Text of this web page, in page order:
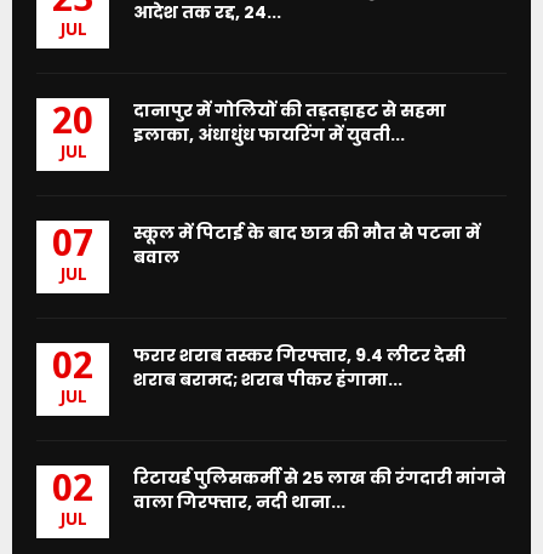
JUL
आदेश तक रद्द, 24...
20
JUL
दानापुर में गोलियों की तड़तड़ाहट से सहमा
इलाका, अंधाधुंध फायरिंग में युवती...
07
JUL
स्कूल में पिटाई के बाद छात्र की मौत से पटना में
बवाल
02
JUL
फरार शराब तस्कर गिरफ्तार, 9.4 लीटर देसी
शराब बरामद; शराब पीकर हंगामा...
02
JUL
रिटायर्ड पुलिसकर्मी से 25 लाख की रंगदारी मांगने
वाला गिरफ्तार, नदी थाना...